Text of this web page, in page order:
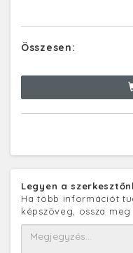
Összesen:
Legyen a
Ha több információt
képszöveg, ossza meg